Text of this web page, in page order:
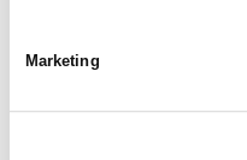
Marketing